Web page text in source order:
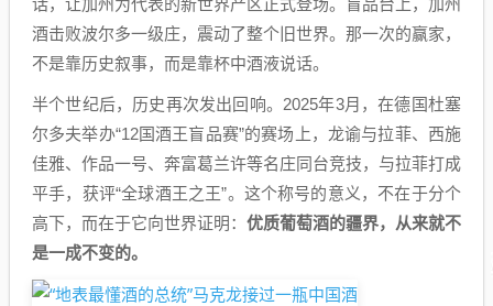
话，让加州为代表的新世界产区正式登场。盲品台上，加州
酒击败波尔多一级庄，震动了整个旧世界。那一次的赢家，
不是靠历史叙事，而是靠杯中酒液说话。
半个世纪后，历史再次发出回响。2025年3月，在德国杜塞
尔多夫举办“12国酒王盲品赛”的赛场上，龙谕与拉菲、西施
佳雅、作品一号、奔富葛兰许等名庄同台竞技，与拉菲打成
平手，获评“全球酒王之王”。这个称号的意义，不在于分个
高下，而在于它向世界证明： 优质葡萄酒的疆界，从来就不
是一成不变的。